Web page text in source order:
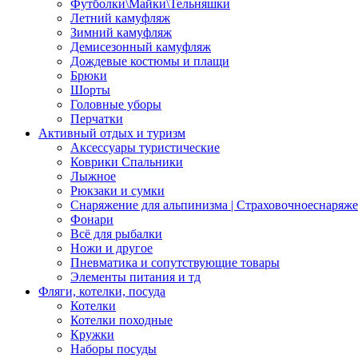
Футболки\Майки\Тельняшки
Летний камуфляж
Зимний камуфляж
Демисезонный камуфляж
Дождевые костюмы и плащи
Брюки
Шорты
Головные уборы
Перчатки
Активный отдых и туризм
Аксессуары туристические
Коврики Спальники
Лыжное
Рюкзаки и сумки
Снаряжение для альпинизма |
Фонари
Всё для рыбалки
Ножи и другое
Пневматика и сопутствующие товары
Элементы питания и тд
Фляги, котелки, посуда
Котелки
Котелки походные
Кружки
Наборы посуды